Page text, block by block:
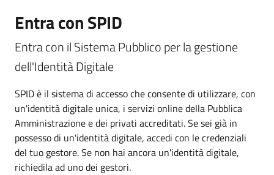
Entra con SPID
Entra con il Sistema Pubblico per la gestione
dell'Identità Digitale
SPID è il sistema di accesso che consente di utilizzare, con
un'identità digitale unica, i servizi online della Pubblica
Amministrazione e dei privati accreditati. Se sei già in
possesso di un'identità digitale, accedi con le credenziali
del tuo gestore. Se non hai ancora un'identità digitale,
richiedila ad uno dei gestori.